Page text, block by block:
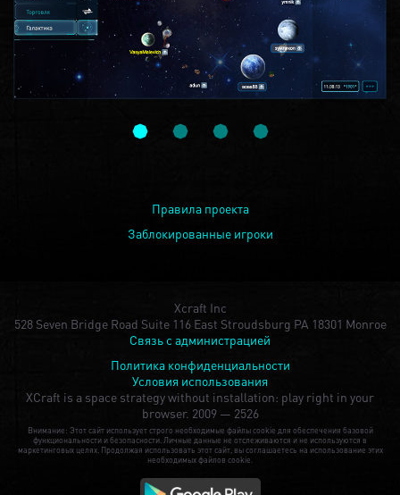
Правила проекта
Заблокированные игроки
Xcraft Inc
528 Seven Bridge Road Suite 116 East Stroudsburg PA 18301 Monroe
Связь с администрацией
Политика конфиденциальности
Условия использования
XCraft is a space strategy without installation: play right in your
browser. 2009 — 2526
Внимание: Этот сайт использует строго необходимые файлы cookie для обеспечения базовой
функциональности и безопасности. Личные данные не отслеживаются и не используются в
маркетинговых целях. Продолжая использовать этот сайт, вы соглашаетесь на использование этих
необходимых файлов cookie.